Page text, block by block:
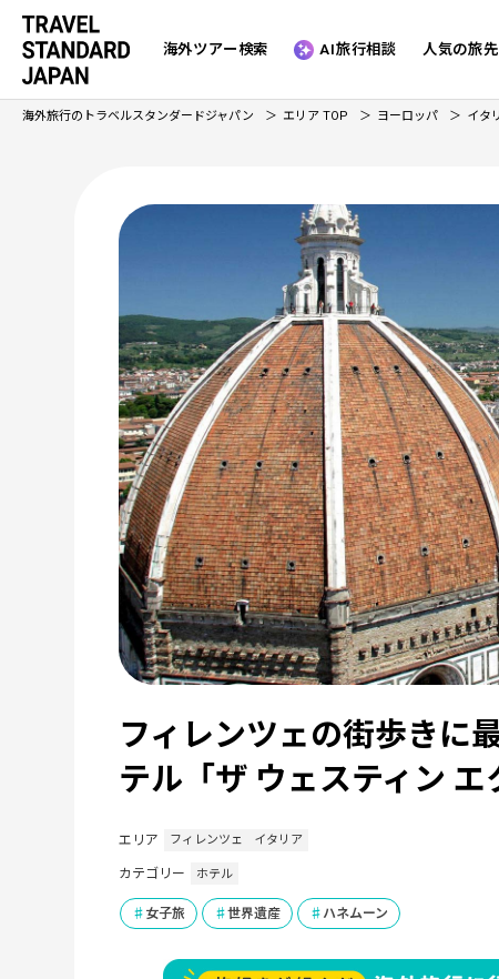
海外ツアー検索 AI旅行相談 人気の旅先
海外旅行のトラベルスタンダードジャパン エリア TOP ヨーロッパ イタ
フィレンツェの街歩きに
テル「ザ ウェスティン エ
エリア フィレンツェ イタリア
カテゴリー ホテル
女子旅 世界遺産 ハネムーン